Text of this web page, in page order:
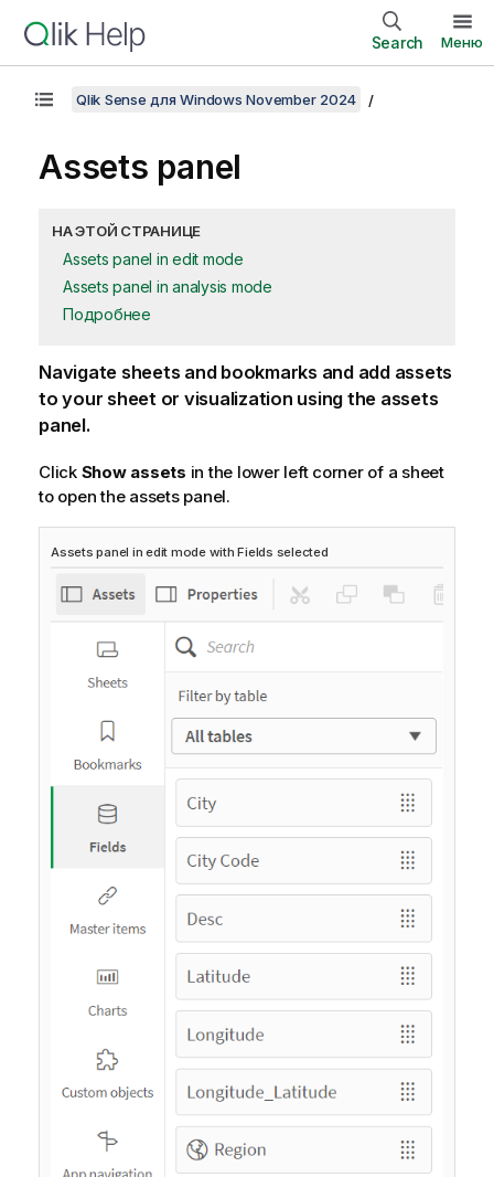
Search Меню
Qlik Sense для Windows November 2024
Assets panel
НА ЭТОЙ СТРАНИЦЕ
Assets panel in edit mode
Assets panel in analysis mode
Подробнее
Navigate sheets and bookmarks and add assets
to your sheet or visualization using the assets
panel.
Click Show assets in the lower left corner of a sheet
to open the assets panel.
Assets panel in edit mode with Fields selected